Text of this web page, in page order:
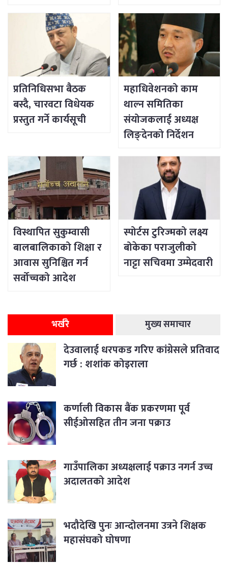
प्रतिनिधिसभा बैठक
बस्दै, चारवटा विधेयक
प्रस्तुत गर्ने कार्यसूची
महाधिवेशनको काम
थाल्न समितिका
संयोजकलाई अध्यक्ष
लिङ्देनको निर्देशन
विस्थापित सुकुम्वासी
बालबालिकाको शिक्षा र
आवास सुनिश्चित गर्न
सर्वोच्चको आदेश
स्पोर्टस टुरिज्मको लक्ष्य
बोकेका पराजुलीको
नाट्टा सचिवमा उम्मेदवारी
भर्खरै मुख्य समाचार
देउवालाई धरपकड गरिए कांग्रेसले प्रतिवाद
गर्छ : शशांक कोइराला
कर्णाली विकास बैंक प्रकरणमा पूर्व
सीईओसहित तीन जना पक्राउ
गाउँपालिका अध्यक्षलाई पक्राउ नगर्न उच्च
अदालतको आदेश
भदौदेखि पुनः आन्दोलनमा उत्रने शिक्षक
महासंघको घोषणा